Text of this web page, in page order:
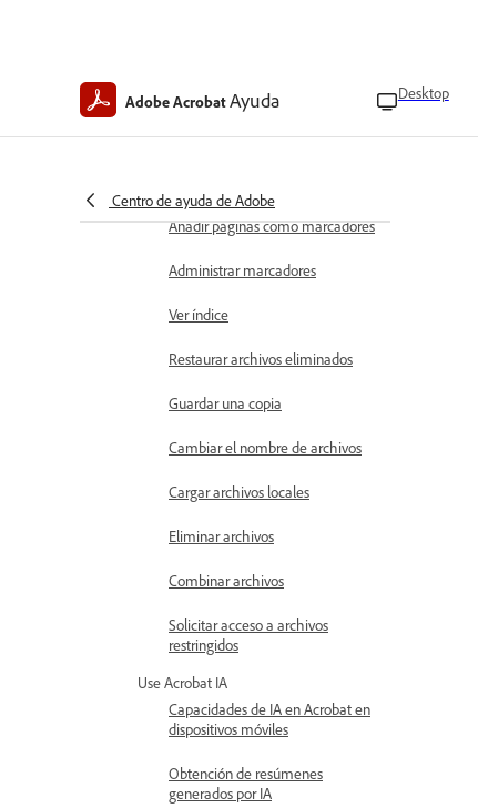
Adobe AcrobatAyuda Desktop
Centro de ayuda de Adobe
Visualizar y administrar los archivos
Elegir modos de visualización de
PDF
Añadir páginas como marcadores
Administrar marcadores
Ver índice
Restaurar archivos eliminados
Guardar una copia
Cambiar el nombre de archivos
Cargar archivos locales
Eliminar archivos
Combinar archivos
Solicitar acceso a archivos
restringidos
Use Acrobat IA
Capacidades de IA en Acrobat en
dispositivos móviles
Obtención de resúmenes
generados por IA